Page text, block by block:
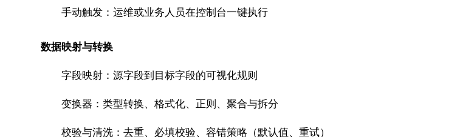
手动触发：运维或业务人员在控制台一键执行
数据映射与转换
字段映射：源字段到目标字段的可视化规则
变换器：类型转换、格式化、正则、聚合与拆分
校验与清洗：去重、必填校验、容错策略（默认值、重试）